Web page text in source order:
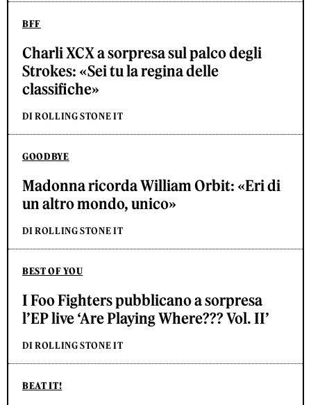
BFF
Charli XCX a sorpresa sul palco degli
Strokes: «Sei tu la regina delle
classifiche»
DI ROLLING STONE IT
GOODBYE
Madonna ricorda William Orbit: «Eri di
un altro mondo, unico»
DI ROLLING STONE IT
BEST OF YOU
I Foo Fighters pubblicano a sorpresa
l’EP live ‘Are Playing Where??? Vol. II’
DI ROLLING STONE IT
BEAT IT!